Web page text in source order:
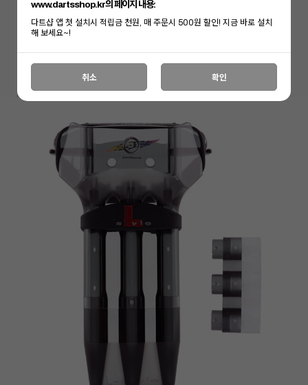
www.dartsshop.kr의 페이지 내용:
다트샵 앱 첫 설치시 적립금 천원, 매 주문시 500원 할인! 지금 바로 설치
해 보세요~!
취소 확인